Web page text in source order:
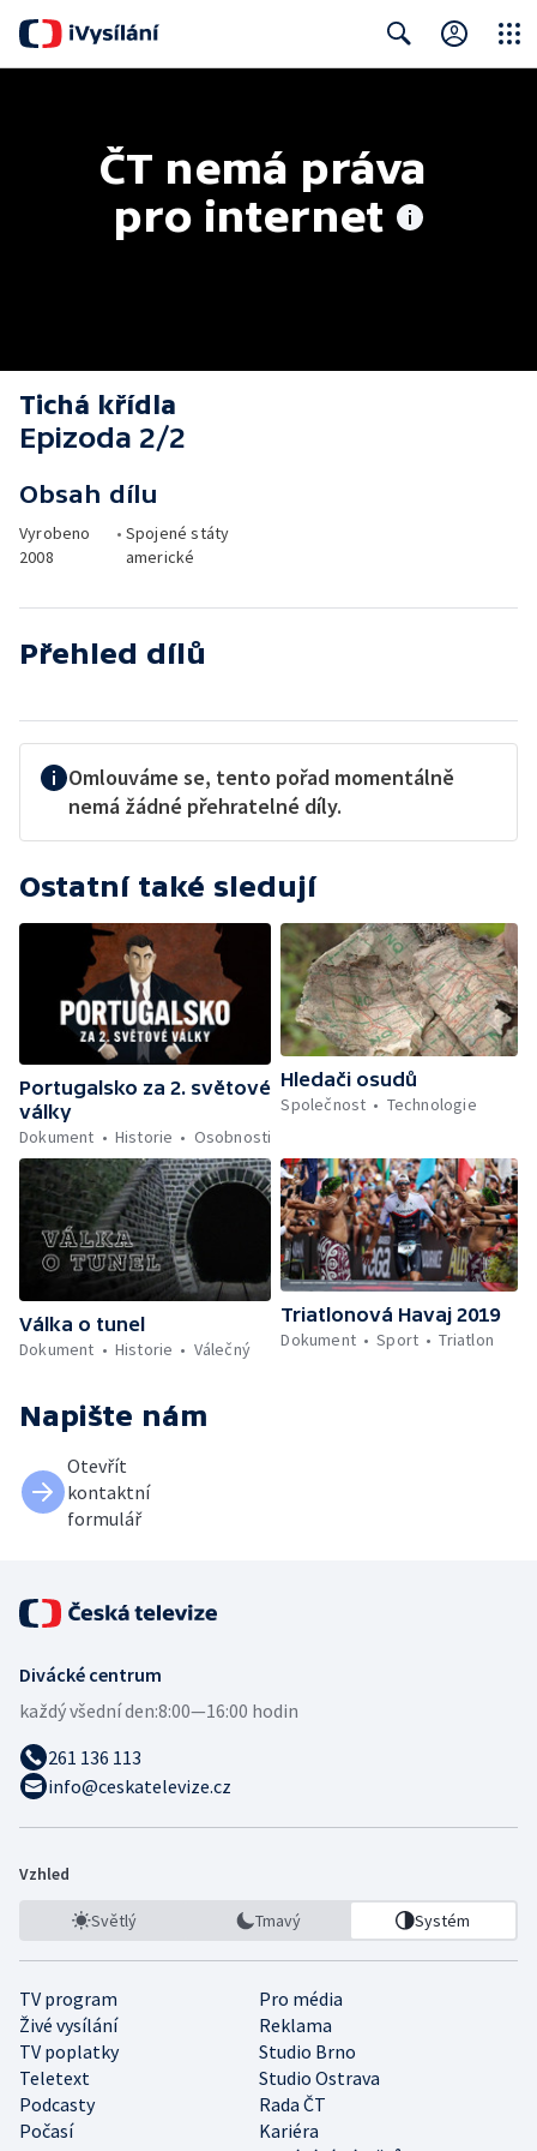
ČT nemá práva
pro internet
Tichá křídla
Epizoda 2/2
Obsah dílu
Vyrobeno
2008
• Spojené státy
americké
Přehled dílů
Omlouváme se, tento pořad momentálně
nemá žádné přehratelné díly.
Ostatní také sledují
Portugalsko za 2. světové
války
Dokument
Historie Osobnosti
Hledači osudů
Společnost
Technologie
Válka o tunel
Dokument
Historie Válečný
Triatlonová Havaj 2019
Dokument
Sport Triatlon
Napište nám
Otevřít
kontaktní
formulář
Divácké centrum
každý všední den:8:00—16:00 hodin
261 136 113
info@ceskatelevize.cz
Vzhled
Světlý Tmavý Systém
TV program
Pro média
Živé vysílání
Reklama
TV poplatky
Studio Brno
Teletext
Studio Ostrava
Podcasty
Rada ČT
Počasí
Kariéra